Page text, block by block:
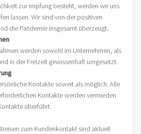
zur Impfung besteht, werden wir uns
lassen. Wir sind von der positiven
die Pandemie insgesamt überzeugt.
werden sowohl im Unternehmen, als
in der Freizeit gewissenhaft umgesetzt.
Kontakte soweit als möglich. Alle
Kontakte werden vermieden
überführt.
zum Kundenkontakt sind aktuell